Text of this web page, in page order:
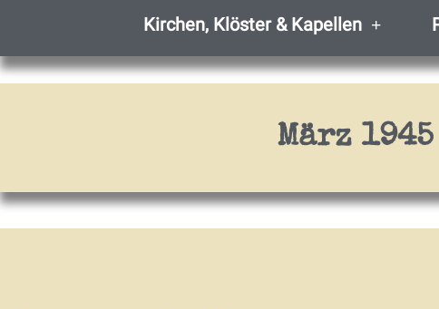
Kirchen, Klöster & Kapellen
März